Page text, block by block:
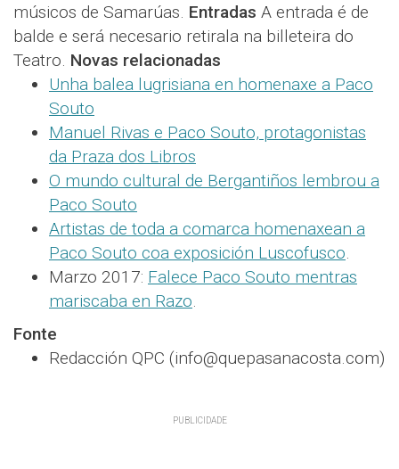
músicos de Samarúas. Entradas A entrada é de
balde e será necesario retirala na billeteira do
Teatro. Novas relacionadas
Unha balea lugrisiana en homenaxe a Paco
Souto
Manuel Rivas e Paco Souto, protagonistas
da Praza dos Libros
O mundo cultural de Bergantiños lembrou a
Paco Souto
Artistas de toda a comarca homenaxean a
Paco Souto coa exposición Luscofusco.
Marzo 2017: Falece Paco Souto mentras
mariscaba en Razo.
Fonte
Redacción QPC (info@quepasanacosta.com)